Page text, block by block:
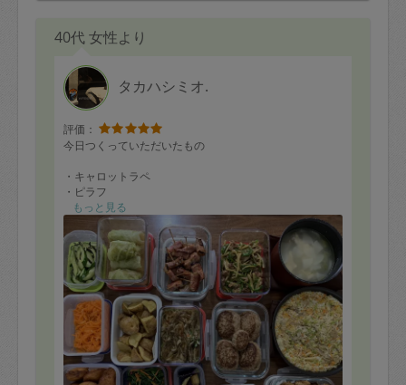
40代 女性より
タカハシミオ.
評価：
今日つくっていただいたもの
・キャロットラペ
・ピラフ
・参鶏湯
・ハンバーグ(ソース別)
・にんじんとほうれん草のナムル
・水菜と舞茸のお浸し(海老風味)
・チンジャオロース
・唐揚げ
・胡瓜の塩昆布和え
・ロールキャベツ
・茄子のベーコン巻き
・揚げ茄子
・きたあかりのプライドポテト
・豆腐ドーナツ(ハニーシナモン)
もっと見る